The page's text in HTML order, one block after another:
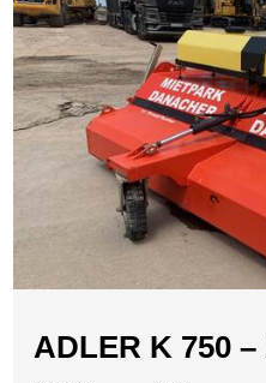
ADLER K 750 –